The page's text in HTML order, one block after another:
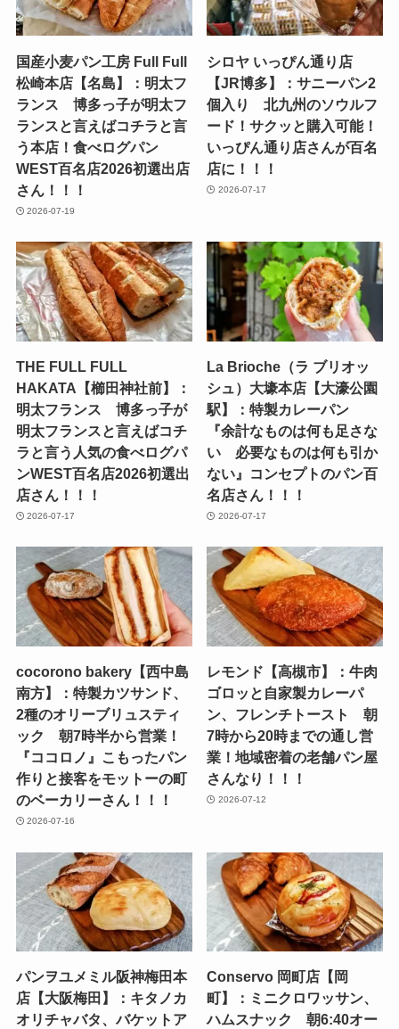
国産小麦パン工房 Full Full
松崎本店【名島】：明太フ
ランス 博多っ子が明太フ
ランスと言えばコチラと言
う本店！食べログパン
WEST百名店2026初選出店
さん！！！
2026-07-19
シロヤ いっぴん通り店
【JR博多】：サニーパン2
個入り 北九州のソウルフ
ード！サクッと購入可能！
いっぴん通り店さんが百名
店に！！！
2026-07-17
THE FULL FULL
HAKATA【櫛田神社前】：
明太フランス 博多っ子が
明太フランスと言えばコチ
ラと言う人気の食べログパ
ンWEST百名店2026初選出
店さん！！！
2026-07-17
La Brioche（ラ ブリオッ
シュ）大壕本店【大濠公園
駅】：特製カレーパン
『余計なものは何も足さな
い 必要なものは何も引か
ない』コンセプトのパン百
名店さん！！！
2026-07-17
cocorono bakery【西中島
南方】：特製カツサンド、
2種のオリーブリュスティ
ック 朝7時半から営業！
『ココロノ』こもったパン
作りと接客をモットーの町
のベーカリーさん！！！
2026-07-16
レモンド【高槻市】：牛肉
ゴロッと自家製カレーパ
ン、フレンチトースト 朝
7時から20時までの通し営
業！地域密着の老舗パン屋
さんなり！！！
2026-07-12
パンヲユメミル阪神梅田本
店【大阪梅田】：キタノカ
オリチャバタ、バケットア
Conservo 岡町店【岡
町】：ミニクロワッサン、
ハムスナック 朝6:40オー